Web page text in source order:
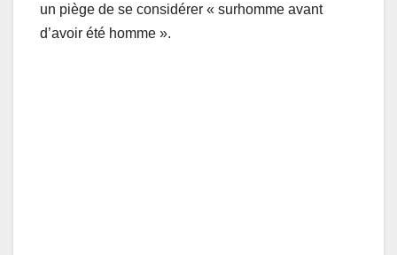
un piège de se considérer « surhomme avant
d’avoir été homme ».